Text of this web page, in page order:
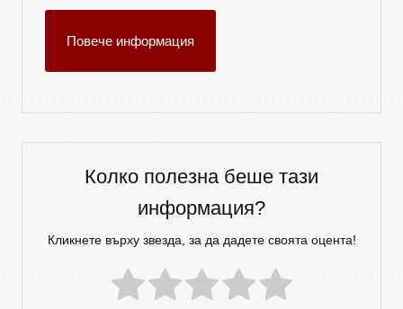
Повече информация
Колко полезна беше тази
информация?
Кликнете върху звезда, за да дадете своята оцента!